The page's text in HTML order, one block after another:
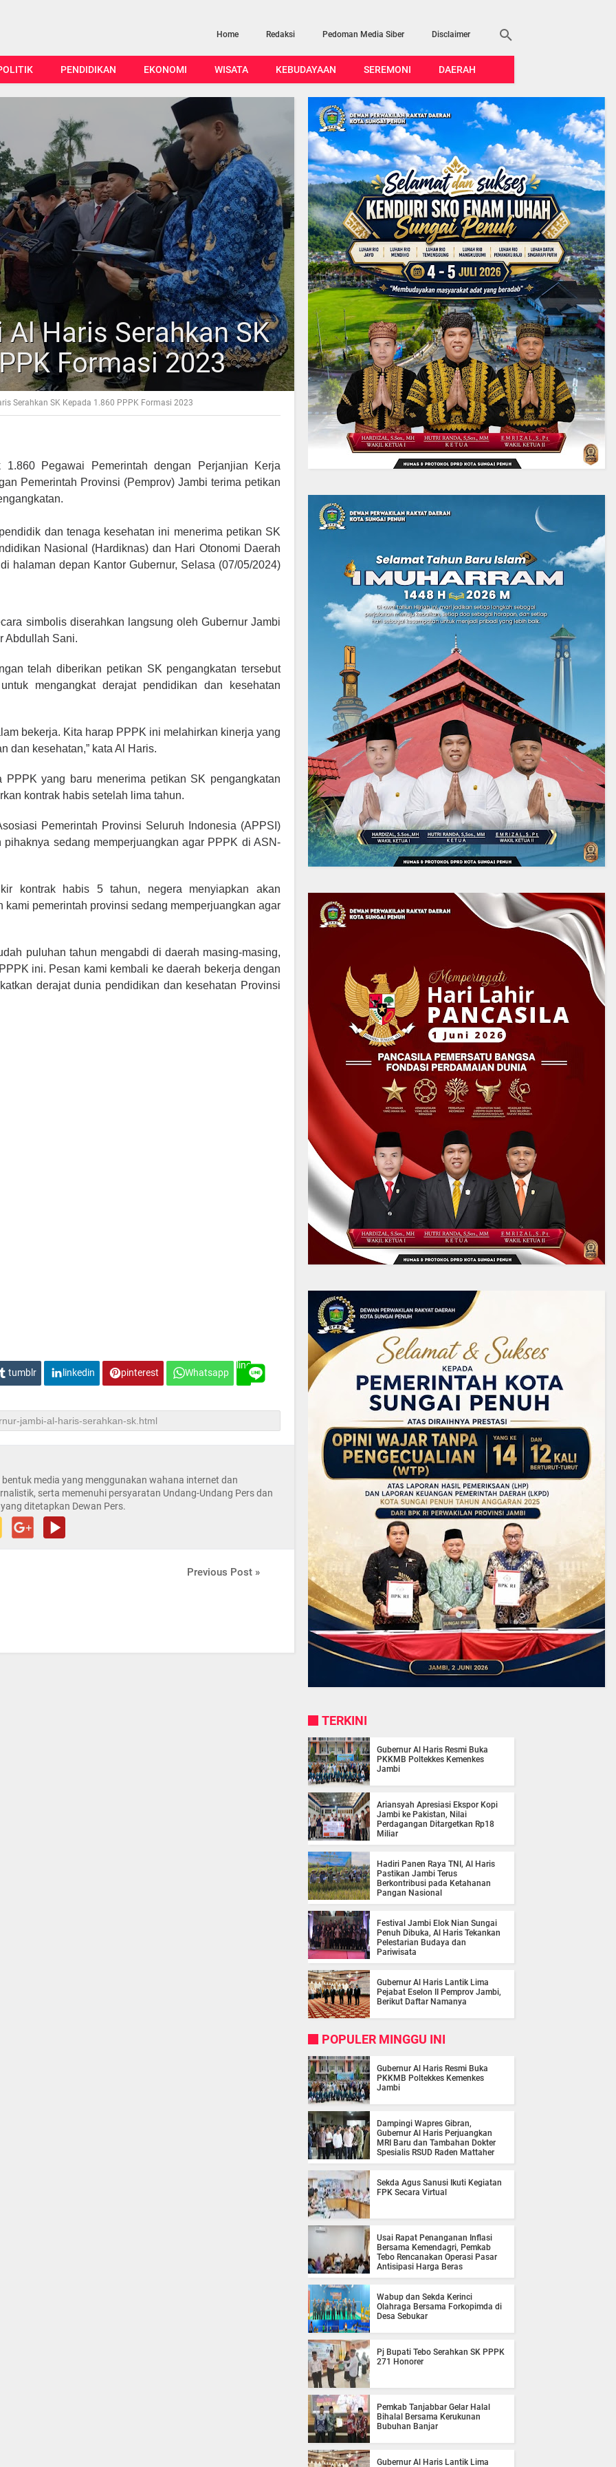
Home Redaksi Pedoman Media Siber Disclaimer
PENDIDIKAN EKONOMI WISATA KEBUDAYAAN SEREMONI DAERAH
Haris Serahkan SK
Formasi 2023
Serahkan SK Kepada 1.860 PPPK Formasi 2023
1.860 Pegawai Pemerintah dengan Perjanjian Kerja
Pemerintah Provinsi (Pemprov) Jambi terima petikan
dan tenaga kesehatan ini menerima petikan SK
Nasional (Hardiknas) dan Hari Otonomi Daerah
halaman depan Kantor Gubernur, Selasa (07/05/2024)
simbolis diserahkan langsung oleh Gubernur Jambi
Abdullah Sani.
telah diberikan petikan SK pengangkatan tersebut
mengangkat derajat pendidikan dan kesehatan
bekerja. Kita harap PPPK ini melahirkan kinerja yang
dan kesehatan,” kata Al Haris.
yang baru menerima petikan SK pengangkatan
kontrak habis setelah lima tahun.
Pemerintah Provinsi Seluruh Indonesia (APPSI)
sedang memperjuangkan agar PPPK di ASN-
kontrak habis 5 tahun, negera menyiapkan akan
pemerintah provinsi sedang memperjuangkan agar
puluhan tahun mengabdi di daerah masing-masing,
ini. Pesan kami kembali ke daerah bekerja dengan
derajat dunia pendidikan dan kesehatan Provinsi
tumblr linkedin pinterest Whatsapp
line
bentuk media yang menggunakan wahana internet dan
serta memenuhi persyaratan Undang-Undang Pers dan
ditetapkan Dewan Pers.
Previous Post »
TERKINI
Gubernur Al Haris Resmi Buka
PKKMB Poltekkes Kemenkes
Jambi
Ariansyah Apresiasi Ekspor Kopi
Jambi ke Pakistan, Nilai
Perdagangan Ditargetkan Rp18
Miliar
Hadiri Panen Raya TNI, Al Haris
Pastikan Jambi Terus
Berkontribusi pada Ketahanan
Pangan Nasional
Festival Jambi Elok Nian Sungai
Penuh Dibuka, Al Haris Tekankan
Pelestarian Budaya dan
Pariwisata
Gubernur Al Haris Lantik Lima
Pejabat Eselon II Pemprov Jambi,
Berikut Daftar Namanya
POPULER MINGGU INI
Gubernur Al Haris Resmi Buka
PKKMB Poltekkes Kemenkes
Jambi
Dampingi Wapres Gibran,
Gubernur Al Haris Perjuangkan
MRI Baru dan Tambahan Dokter
Spesialis RSUD Raden Mattaher
Sekda Agus Sanusi Ikuti Kegiatan
FPK Secara Virtual
Usai Rapat Penanganan Inflasi
Bersama Kemendagri, Pemkab
Tebo Rencanakan Operasi Pasar
Antisipasi Harga Beras
Wabup dan Sekda Kerinci
Olahraga Bersama Forkopimda di
Desa Sebukar
Pj Bupati Tebo Serahkan SK PPPK
271 Honorer
Pemkab Tanjabbar Gelar Halal
Bihalal Bersama Kerukunan
Bubuhan Banjar
Gubernur Al Haris Lantik Lima